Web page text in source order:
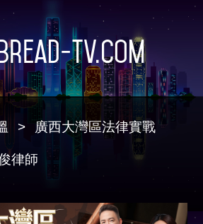
TV.com
廣西大灣區法律實戰
律師